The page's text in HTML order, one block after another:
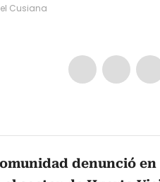
Cusiana
denunció en